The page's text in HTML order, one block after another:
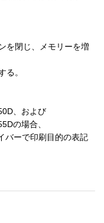
閉じ、メモリーを増
。
、および
の場合、
バーで印刷目的の表記